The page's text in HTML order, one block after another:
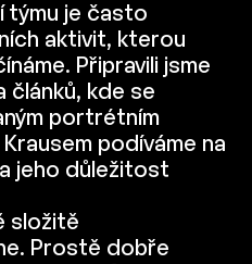
týmu je často
aktivit, kterou
Připravili jsme
článků, kde se
portrétním
podíváme na
jeho důležitost
složitě
Prostě dobře